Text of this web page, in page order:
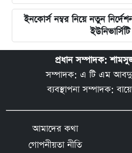
ইনকোর্স নম্বর নিয়ে নতুন
ইউনিভার্সিটি
প্রধান সম্পাদক:
সম্পাদক: এ টি এম আবদুল
ব্যবস্থাপনা সম্পাদক:
আমাদের কথা
গোপনীয়তা নীতি